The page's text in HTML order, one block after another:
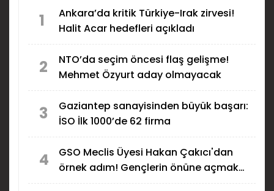
açıkladı.
1
Ankara’da kritik Türkiye-Irak zirvesi!
Halit Acar hedefleri açıkladı
2
NTO’da seçim öncesi flaş gelişme!
Mehmet Özyurt aday olmayacak
3
Gaziantep sanayisinden büyük başarı:
İSO İlk 1000’de 62 firma
4
GSO Meclis Üyesi Hakan Çakıcı'dan
örnek adım! Gençlerin önüne açmak